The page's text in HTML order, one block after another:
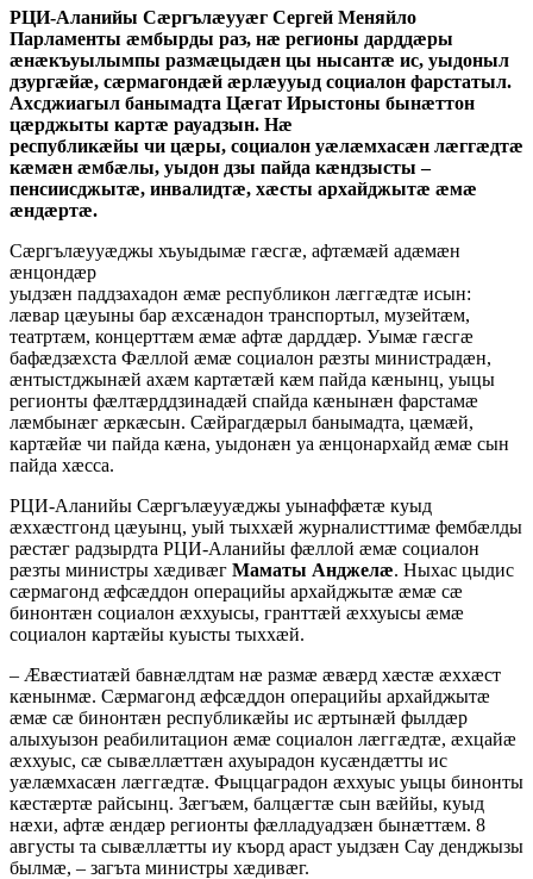
РЦИ-Аланийы Сæргълæууæг Сергей Меняйло
Парламенты æмбырды раз, нæ регионы дарддæры
æнæкъуылымпы размæцыдæн цы нысантæ ис, уыдоныл
дзургæйæ, сæрмагондæй æрлæууыд социалон фарстатыл.
Ахсджиагыл банымадта Цæгат Ирыстоны бынæттон
цæрджыты картæ рауадзын. Нæ
республикæйы чи цæры, социалон уæлæмхасæн лæггæдтæ
кæмæн æмбæлы, уыдон дзы пайда кæндзысты –
пенсиисджытæ, инвалидтæ, хæсты архайджытæ æмæ
æндæртæ.
Сæргълæууæджы хъуыдымæ гæсгæ, афтæмæй адæмæн
æнцондæр
уыдзæн паддзахадон æмæ республикон лæггæдтæ исын:
лæвар цæуыны бар æхсæнадон транспортыл, музейтæм,
театртæм, концерттæм æмæ афтæ дарддæр. Уымæ гæсгæ
бафæдзæхста Фæллой æмæ социалон рæзты министрадæн,
æнтыстджынæй ахæм картæтæй кæм пайда кæнынц, уыцы
регионты фæлтæрддзинадæй спайда кæнынæн фарстамæ
лæмбынæг æркæсын. Сæйрагдæрыл банымадта, цæмæй,
картæйæ чи пайда кæна, уыдонæн уа æнцонархайд æмæ сын
пайда хæсса.
РЦИ-Аланийы Сæргълæууæджы уынаффæтæ куыд
æххæстгонд цæуынц, уый тыххæй журналисттимæ фембæлды
рæстæг радзырдта РЦИ-Аланийы фæллой æмæ социалон
рæзты министры хæдивæг Маматы Анджелæ. Ныхас цыдис
сæрмагонд æфсæддон операцийы архайджытæ æмæ сæ
бинонтæн социалон æххуысы, гранттæй æххуысы æмæ
социалон картæйы куысты тыххæй.
– Æвæстиатæй бавнæлдтам нæ размæ æвæрд хæстæ æххæст
кæнынмæ. Сæрмагонд æфсæддон операцийы архайджытæ
æмæ сæ бинонтæн республикæйы ис æртынæй фылдæр
алыхуызон реабилитацион æмæ социалон лæггæдтæ, æхцайæ
æххуыс, сæ сывæллæттæн ахуырадон кусæндæтты ис
уæлæмхасæн лæггæдтæ. Фыццаградон æххуыс уыцы бинонты
кæстæртæ райсынц. Зæгъæм, балцæгтæ сын вæййы, куыд
нæхи, афтæ æндæр регионты фæлладуадзæн бынæттæм. 8
августы та сывæллæтты иу къорд араст уыдзæн Сау денджызы
былмæ, – загъта министры хæдивæг.